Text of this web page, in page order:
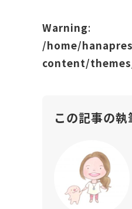
Warning:
/home/
content/
この記事の執